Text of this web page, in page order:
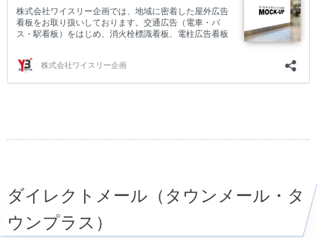
ダイレクトメール（タウンメール・タ
ウンプラス）